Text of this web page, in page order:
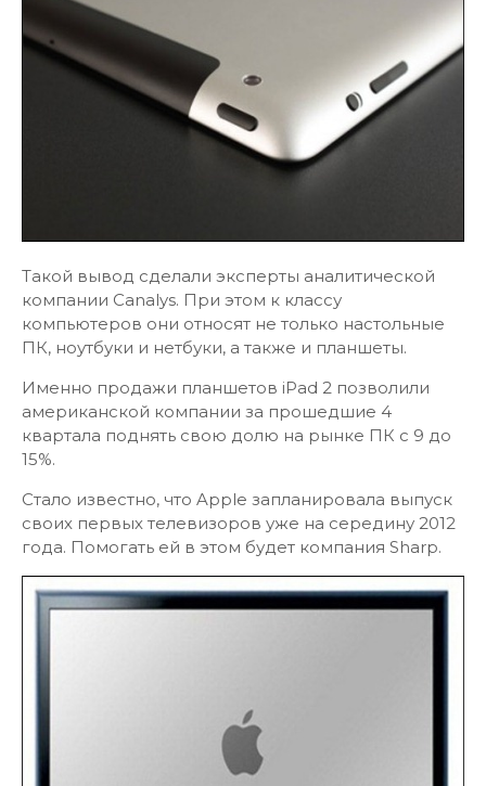
Такой вывод сделали эксперты аналитической
компании Canalys. При этом к классу
компьютеров они относят не только настольные
ПК, ноутбуки и нетбуки, а также и планшеты.
Именно продажи планшетов iPad 2 позволили
американской компании за прошедшие 4
квартала поднять свою долю на рынке ПК с 9 до
15%.
Стало известно, что Apple запланировала выпуск
своих первых телевизоров уже на середину 2012
года. Помогать ей в этом будет компания Sharp.